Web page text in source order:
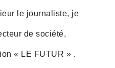
le journaliste, je
de société,
« LE FUTUR » .